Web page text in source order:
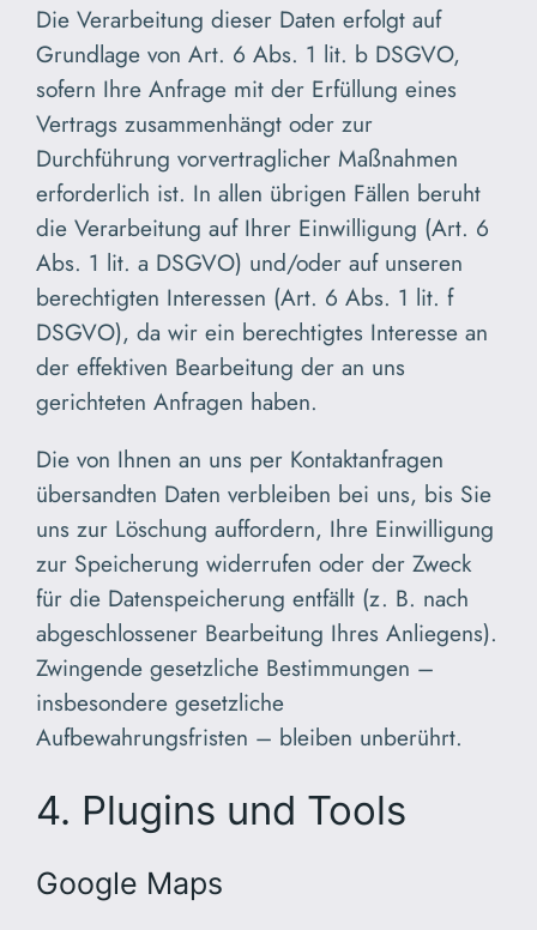
Die Verarbeitung dieser Daten erfolgt auf
Grundlage von Art. 6 Abs. 1 lit. b DSGVO,
sofern Ihre Anfrage mit der Erfüllung eines
Vertrags zusammenhängt oder zur
Durchführung vorvertraglicher Maßnahmen
erforderlich ist. In allen übrigen Fällen beruht
die Verarbeitung auf Ihrer Einwilligung (Art. 6
Abs. 1 lit. a DSGVO) und/oder auf unseren
berechtigten Interessen (Art. 6 Abs. 1 lit. f
DSGVO), da wir ein berechtigtes Interesse an
der effektiven Bearbeitung der an uns
gerichteten Anfragen haben.
Die von Ihnen an uns per Kontaktanfragen
übersandten Daten verbleiben bei uns, bis Sie
uns zur Löschung auffordern, Ihre Einwilligung
zur Speicherung widerrufen oder der Zweck
für die Datenspeicherung entfällt (z. B. nach
abgeschlossener Bearbeitung Ihres Anliegens).
Zwingende gesetzliche Bestimmungen –
insbesondere gesetzliche
Aufbewahrungsfristen – bleiben unberührt.
4. Plugins und Tools
Google Maps